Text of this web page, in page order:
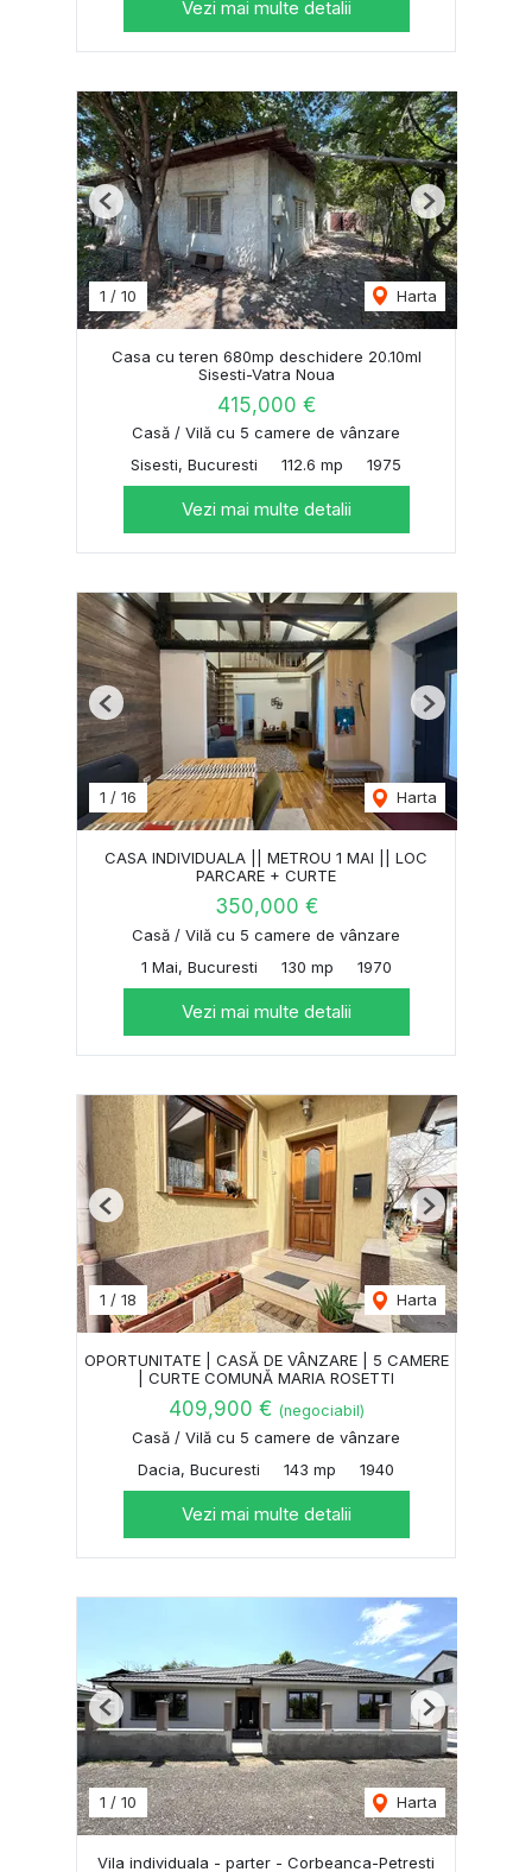
Vezi mai multe detalii
1 / 10 Harta
Previous Next
Casa cu teren 680mp deschidere 20.10ml
Sisesti-Vatra Noua
415,000 €
Casă / Vilă cu 5 camere de vânzare
Sisesti, Bucuresti
112.6 mp 1975
Vezi mai multe detalii
1 / 16 Harta
Previous Next
CASA INDIVIDUALA || METROU 1 MAI || LOC
PARCARE + CURTE
350,000 €
Casă / Vilă cu 5 camere de vânzare
1 Mai, Bucuresti
130 mp 1970
Vezi mai multe detalii
1 / 18 Harta
Previous Next
OPORTUNITATE | CASĂ DE VÂNZARE | 5 CAMERE
| CURTE COMUNĂ MARIA ROSETTI
409,900 € (negociabil)
Casă / Vilă cu 5 camere de vânzare
Dacia, Bucuresti
143 mp 1940
Vezi mai multe detalii
1 / 10 Harta
Previous Next
Vila individuala - parter - Corbeanca-Petresti